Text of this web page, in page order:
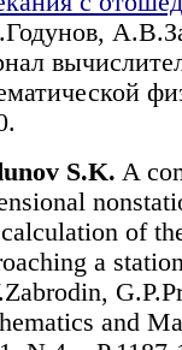
S.K. A
of
a
and